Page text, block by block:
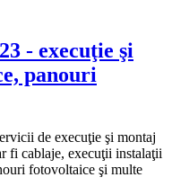
- execuţie şi
panouri
de execuţie şi montaj
fi cablaje, execuţii instalaţii
fotovoltaice şi multe